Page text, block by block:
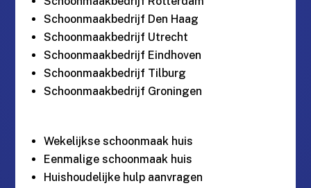
Schoonmaakbedrijf Den Haag
Schoonmaakbedrijf Utrecht
Schoonmaakbedrijf Eindhoven
Schoonmaakbedrijf Tilburg
Schoonmaakbedrijf Groningen
Wekelijkse schoonmaak huis
Eenmalige schoonmaak huis
Huishoudelijke hulp aanvragen